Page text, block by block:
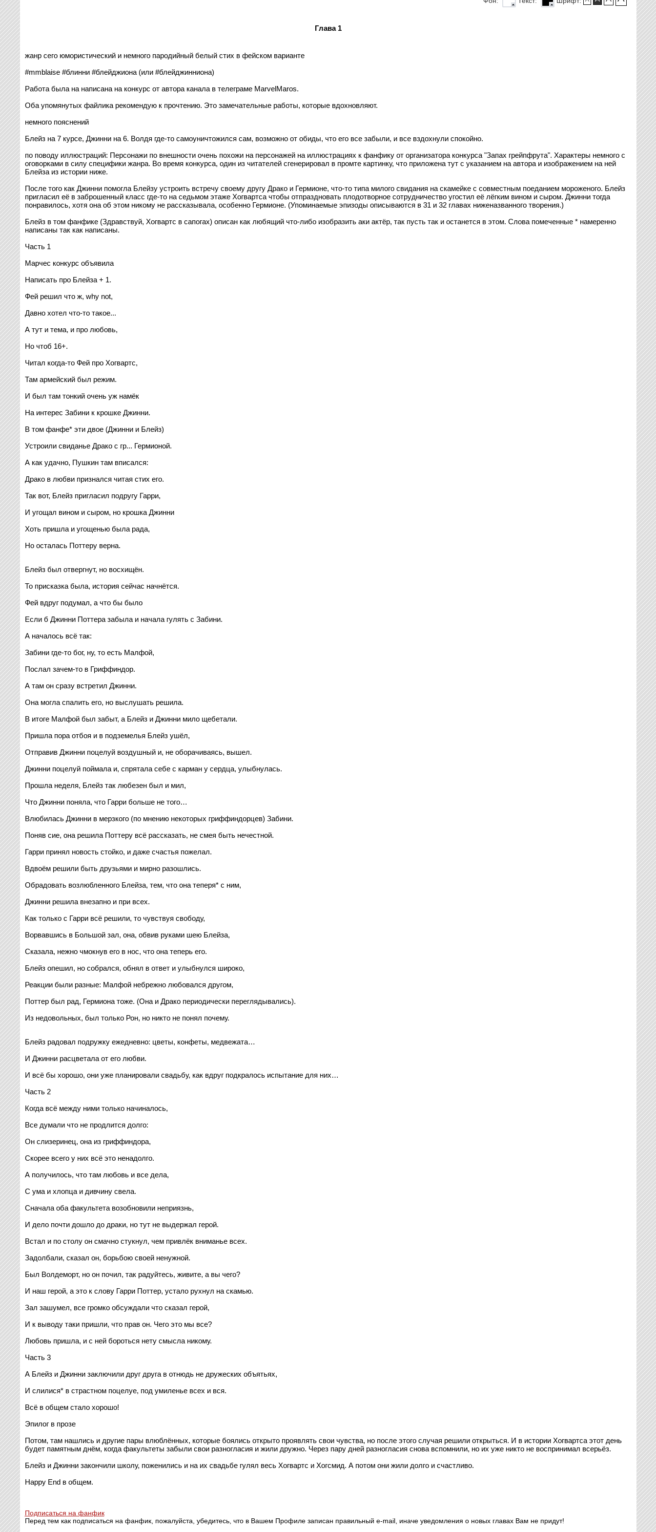
Глава 1
жанр сего юмористический и немного пародийный белый стих в фейском варианте
#mmblaise #блинни #блейджиона (или #блейджинниона)
Работа была на написана на конкурс от автора канала в телеграме MarvelMaros.
Оба упомянутых файлика рекомендую к прочтению. Это замечательные работы, которые вдохновляют.
немного пояснений
Блейз на 7 курсе, Джинни на 6. Волдя где-то самоуничтожился сам, возможно от обиды, что его все забыли, и все вздохнули спокойно.
по поводу иллюстраций: Персонажи по внешности очень похожи на персонажей на иллюстрациях к фанфику от организатора конкурса "Запах грейпфрута". Характеры немного с
оговорками в силу специфики жанра. Во время конкурса, один из читателей сгенерировал в промте картинку, что приложена тут с указанием на автора и изображением на ней
Блейза из истории ниже.
После того как Джинни помогла Блейзу устроить встречу своему другу Драко и Гермионе, что-то типа милого свидания на скамейке с совместным поеданием мороженого. Блейз
пригласил её в заброшенный класс где-то на седьмом этаже Хогвартса чтобы отпраздновать плодотворное сотрудничество угостил её лёгким вином и сыром. Джинни тогда
понравилось, хотя она об этом никому не рассказывала, особенно Гермионе. (Упоминаемые эпизоды описываются в 31 и 32 главах ниженазванного творения.)
Блейз в том фанфике (Здравствуй, Хогвартс в сапогах) описан как любящий что-либо изобразить аки актёр, так пусть так и останется в этом. Слова помеченные * намеренно
написаны так как написаны.
Часть 1
Марчес конкурс объявила
Написать про Блейза + 1.
Фей решил что ж, why not,
Давно хотел что-то такое...
А тут и тема, и про любовь,
Но чтоб 16+.
Читал когда-то Фей про Хогвартс,
Там армейский был режим.
И был там тонкий очень уж намёк
На интерес Забини к крошке Джинни.
В том фанфе* эти двое (Джинни и Блейз)
Устроили свиданье Драко с гр... Гермионой.
А как удачно, Пушкин там вписался:
Драко в любви признался читая стих его.
Так вот, Блейз пригласил подругу Гарри,
И угощал вином и сыром, но крошка Джинни
Хоть пришла и угощенью была рада,
Но осталась Поттеру верна.
Блейз был отвергнут, но восхищён.
То присказка была, история сейчас начнётся.
Фей вдруг подумал, а что бы было
Если б Джинни Поттера забыла и начала гулять с Забини.
А началось всё так:
Забини где-то бог, ну, то есть Малфой,
Послал зачем-то в Гриффиндор.
А там он сразу встретил Джинни.
Она могла спалить его, но выслушать решила.
В итоге Малфой был забыт, а Блейз и Джинни мило щебетали.
Пришла пора отбоя и в подземелья Блейз ушёл,
Отправив Джинни поцелуй воздушный и, не оборачиваясь, вышел.
Джинни поцелуй поймала и, спрятала себе с карман у сердца, улыбнулась.
Прошла неделя, Блейз так любезен был и мил,
Что Джинни поняла, что Гарри больше не того…
Влюбилась Джинни в мерзкого (по мнению некоторых гриффиндорцев) Забини.
Поняв сие, она решила Поттеру всё рассказать, не смея быть нечестной.
Гарри принял новость стойко, и даже счастья пожелал.
Вдвоём решили быть друзьями и мирно разошлись.
Обрадовать возлюбленного Блейза, тем, что она теперя* с ним,
Джинни решила внезапно и при всех.
Как только с Гарри всё решили, то чувствуя свободу,
Ворвавшись в Большой зал, она, обвив руками шею Блейза,
Сказала, нежно чмокнув его в нос, что она теперь его.
Блейз опешил, но собрался, обнял в ответ и улыбнулся широко,
Реакции были разные: Малфой небрежно любовался другом,
Поттер был рад, Гермиона тоже. (Она и Драко периодически переглядывались).
Из недовольных, был только Рон, но никто не понял почему.
Блейз радовал подружку ежедневно: цветы, конфеты, медвежата…
И Джинни расцветала от его любви.
И всё бы хорошо, они уже планировали свадьбу, как вдруг подкралось испытание для них…
Часть 2
Когда всё между ними только начиналось,
Все думали что не продлится долго:
Он слизеринец, она из гриффиндора,
Скорее всего у них всё это ненадолго.
А получилось, что там любовь и все дела,
С ума и хлопца и дивчину свела.
Сначала оба факультета возобновили неприязнь,
И дело почти дошло до драки, но тут не выдержал герой.
Встал и по столу он смачно стукнул, чем привлёк вниманье всех.
Задолбали, сказал он, борьбою своей ненужной.
Был Волдеморт, но он почил, так радуйтесь, живите, а вы чего?
И наш герой, а это к слову Гарри Поттер, устало рухнул на скамью.
Зал зашумел, все громко обсуждали что сказал герой,
И к выводу таки пришли, что прав он. Чего это мы все?
Любовь пришла, и с ней бороться нету смысла никому.
Часть 3
А Блейз и Джинни заключили друг друга в отнюдь не дружеских объятьях,
И слилися* в страстном поцелуе, под умиленье всех и вся.
Всё в общем стало хорошо!
Эпилог в прозе
Потом, там нашлись и другие пары влюблённых, которые боялись открыто проявлять свои чувства, но после этого случая решили открыться. И в истории Хогвартса этот день
будет памятным днём, когда факультеты забыли свои разногласия и жили дружно. Через пару дней разногласия снова вспомнили, но их уже никто не воспринимал всерьёз.
Блейз и Джинни закончили школу, поженились и на их свадьбе гулял весь Хогвартс и Хогсмид. А потом они жили долго и счастливо.
Happy End в общем.
Подписаться на фанфик
Перед тем как подписаться на фанфик, пожалуйста, убедитесь, что в Вашем Профиле записан правильный e-mail, иначе уведомления о новых главах Вам не придут!